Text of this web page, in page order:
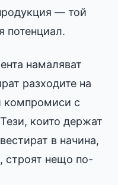
— той
потенциал.
намаляват
разходите на
компромиси с
които держат
в начина,
строят нещо по-